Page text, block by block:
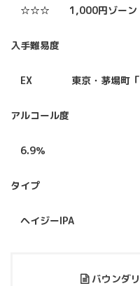
☆☆☆ 1,000円ゾーン
入手難易度
EX 東京・茅場町「B
アルコール度
6.9％
タイプ
ヘイジーIPA
バウンダ